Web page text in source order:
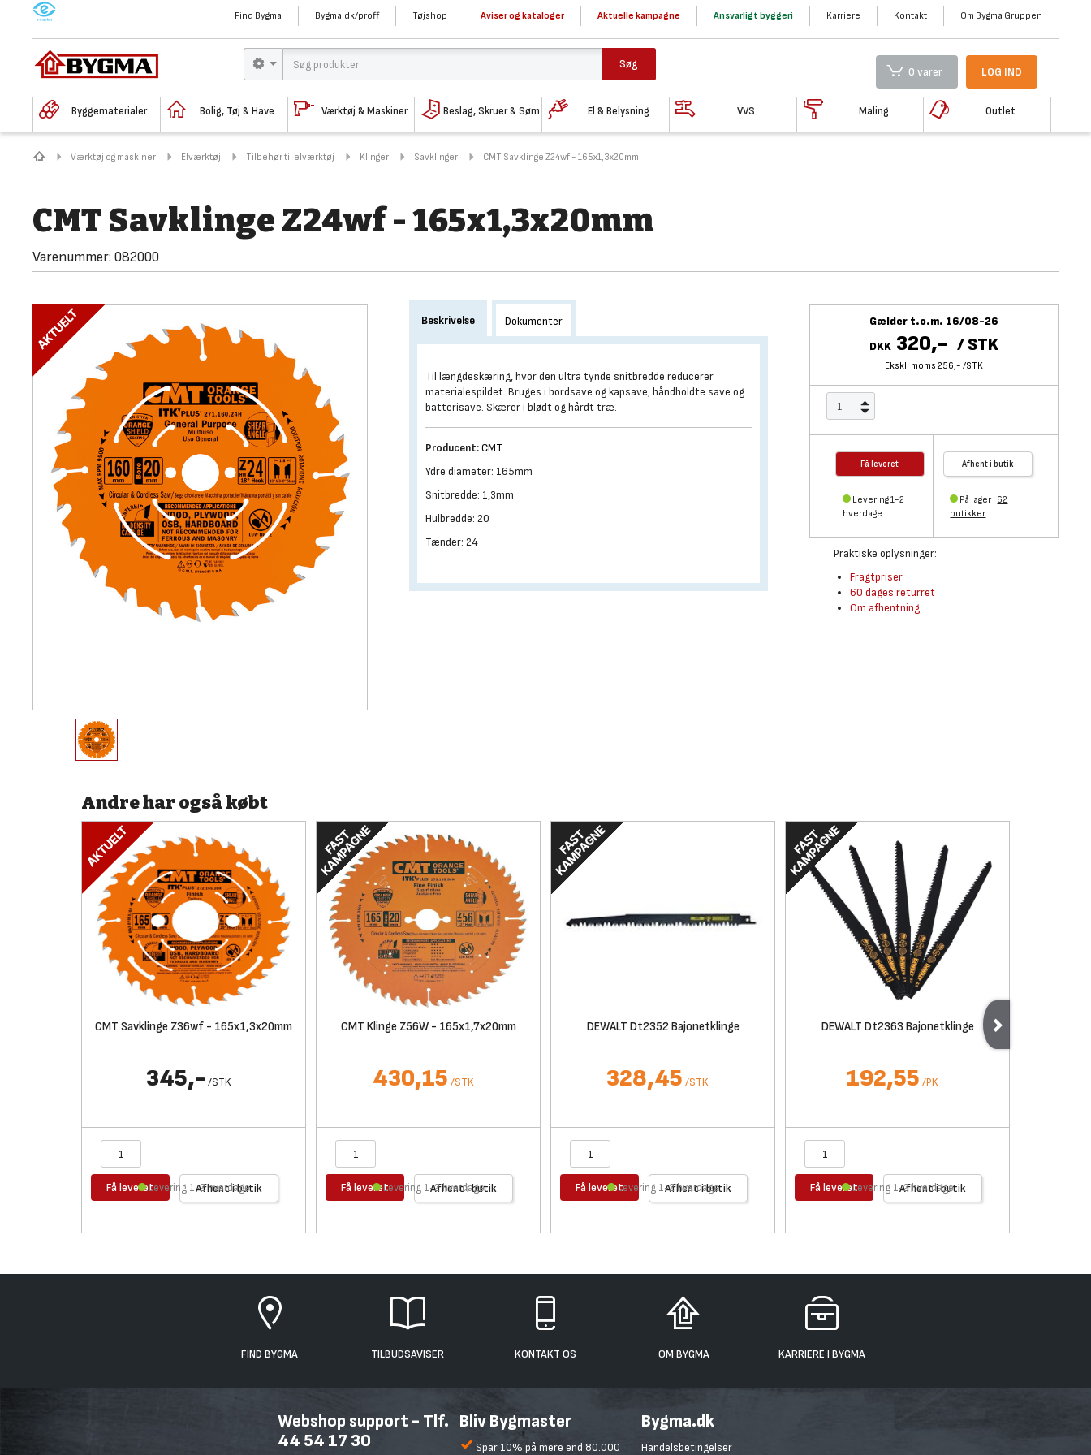
M Find Bygma Bygma.dk/proff Tøjshop Aviser og kataloger Aktuelle kampagne Ansvarligt byggeri Karriere Kontakt Om Bygma Gruppen
Søg
0 varer LOG IND
Byggematerialer Bolig, Tøj & Have Værktøj & Maskiner Beslag, Skruer & Søm El & Belysning VVS Maling Outlet
Værktøj og maskiner Elværktøj Tilbehør til elværktøj Klinger Savklinger CMT Savklinge Z24wf - 165x1,3x20mm
CMT Savklinge Z24wf - 165x1,3x20mm
Varenummer: 082000
Gælder t.o.m. 16/08-26
DKK 320,- /STK
Ekskl. moms 256,- /STK
Få leveret
Levering 1-2
hverdage
Afhent i butik
På lager i 62
butikker
Praktiske oplysninger:
Fragtpriser
60 dages returret
Om afhentning
Beskrivelse Dokumenter
Til længdeskæring, hvor den ultra tynde snitbredde reducerer
materialespildet. Bruges i bordsave og kapsave, håndholdte save og
batterisave. Skærer i blødt og hårdt træ.
Producent:CMT
Ydre diameter: 165mm
Snitbredde: 1,3mm
Hulbredde: 20
Tænder: 24
Andre har også købt
CMT Savklinge Z36wf - 165x1,3x20mm
345,- /STK
Få leveret Afhent i butik
Levering 1-2 hverdage
CMT Klinge Z56W - 165x1,7x20mm
430,15 /STK
Få leveret Afhent i butik
Levering 1-2 hverdage
DEWALT Dt2352 Bajonetklinge
328,45 /STK
Få leveret Afhent i butik
Levering 1-2 hverdage
DEWALT Dt2363 Bajonetklinge
192,55 /PK
Få leveret Afhent i butik
Levering 1-2 hverdage
FIND BYGMA TILBUDSAVISER KONTAKT OS OM BYGMA KARRIERE I BYGMA
Webshop support - Tlf.
44 54 17 30
Bliv Bygmaster
Spar 10% på mere end 80.000
Bygma.dk
Handelsbetingelser